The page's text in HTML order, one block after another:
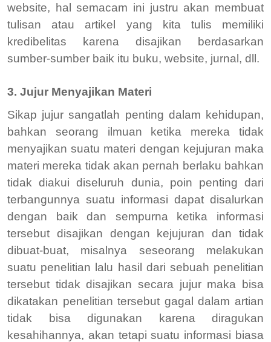
website, hal semacam ini justru akan membuat
tulisan atau artikel yang kita tulis memiliki
kredibelitas karena disajikan berdasarkan
sumber-sumber baik itu buku, website, jurnal, dll.
3. Jujur Menyajikan Materi
Sikap jujur sangatlah penting dalam kehidupan,
bahkan seorang ilmuan ketika mereka tidak
menyajikan suatu materi dengan kejujuran maka
materi mereka tidak akan pernah berlaku bahkan
tidak diakui diseluruh dunia, poin penting dari
terbangunnya suatu informasi dapat disalurkan
dengan baik dan sempurna ketika informasi
tersebut disajikan dengan kejujuran dan tidak
dibuat-buat, misalnya seseorang melakukan
suatu penelitian lalu hasil dari sebuah penelitian
tersebut tidak disajikan secara jujur maka bisa
dikatakan penelitian tersebut gagal dalam artian
tidak bisa digunakan karena diragukan
kesahihannya, akan tetapi suatu informasi biasa